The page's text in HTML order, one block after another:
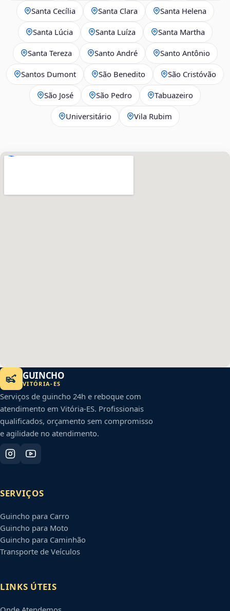
Santa Cecília Santa Clara Santa Helena
Santa Lúcia Santa Luíza Santa Martha
Santa Tereza Santo André Santo Antônio
Santos Dumont São Benedito São Cristóvão
São José São Pedro Tabuazeiro
Universitário Vila Rubim
GUINCHO
VITÓRIA- ES
Serviços de guincho 24h e reboque com
atendimento em Vitória-ES. Profissionais
qualificados, orçamento sem compromisso
e agilidade no atendimento.
SERVIÇOS
Guincho para Carro
Guincho para Moto
Guincho para Caminhão
Transporte de Veículos
LINKS ÚTEIS